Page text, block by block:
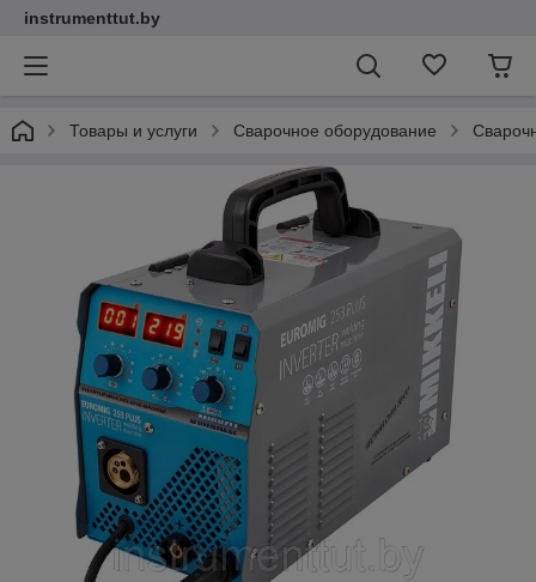
instrumenttut.by
Товары и услуги Сварочное оборудование